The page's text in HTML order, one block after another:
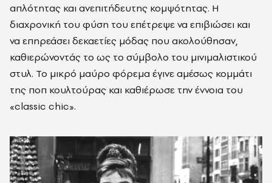
απλότητας και ανεπιτήδευτης κομψότητας. Η
διαχρονική του φύση του επέτρεψε να επιβιώσει και
να επηρεάσει δεκαετίες μόδας που ακολούθησαν,
καθιερώνοντάς το ως το σύμβολο του μινιμαλιστικού
στυλ. Το μικρό μαύρο φόρεμα έγινε αμέσως κομμάτι
της ποπ κουλτούρας και καθιέρωσε την έννοια του
«classic chic».